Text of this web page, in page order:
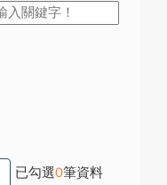
已勾選0筆資料